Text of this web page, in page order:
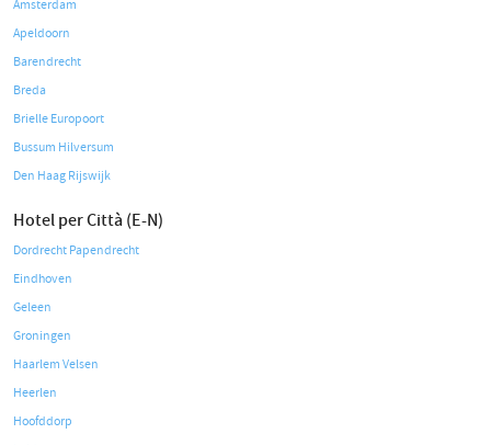
Amsterdam
Apeldoorn
Barendrecht
Breda
Brielle Europoort
Bussum Hilversum
Den Haag Rijswijk
Hotel per Città (E-N)
Dordrecht Papendrecht
Eindhoven
Geleen
Groningen
Haarlem Velsen
Heerlen
Hoofddorp